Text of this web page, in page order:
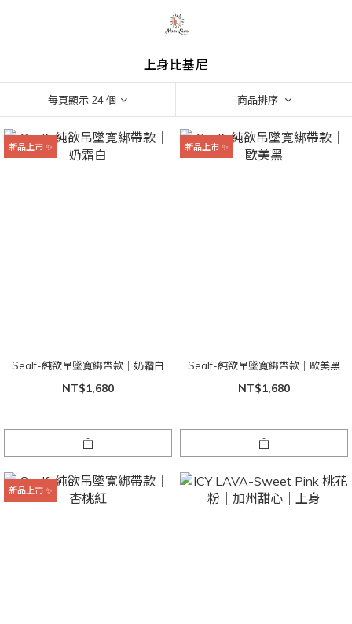
上身比基尼
每頁顯示 24 個 商品排序
新品上市 ✨
Sealf-純欲吊墜寬綁帶款｜奶霜白
NT$1,680
新品上市 ✨
Sealf-純欲吊墜寬綁帶款｜歐美黑
NT$1,680
新品上市 ✨